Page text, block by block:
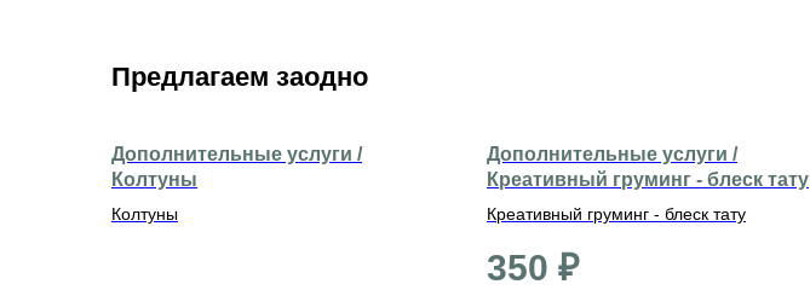
Предлагаем заодно
Дополнительные услуги /
Колтуны
Колтуны
Дополнительные услуги /
Креативный груминг - блеск тату
Креативный груминг - блеск тату
350 ₽